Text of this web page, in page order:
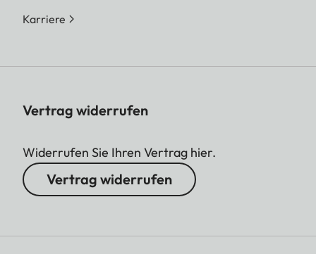
Karriere
Vertrag widerrufen
Widerrufen Sie Ihren Vertrag hier.
Vertrag widerrufen